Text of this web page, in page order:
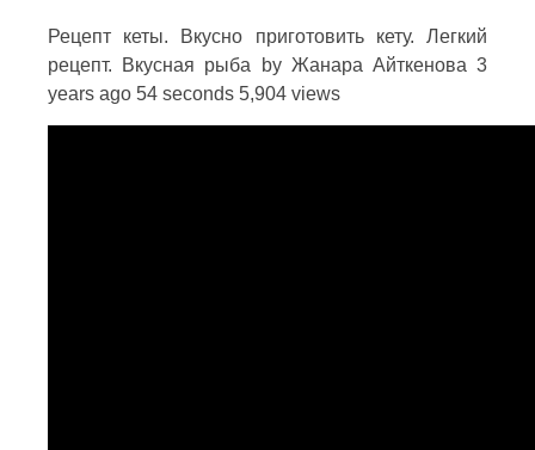
Рецепт кеты. Вкусно приготовить кету. Легкий
рецепт. Вкусная рыба by Жанара Айткенова 3
years ago 54 seconds 5,904 views